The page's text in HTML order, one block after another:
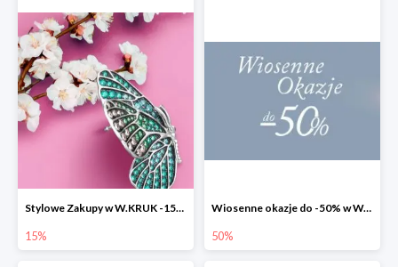
Stylowe Zakupy w W.KRUK -15% na biżuterię i akcesoria
15%
Wiosenne okazje do -50% w W.KRUK
50%